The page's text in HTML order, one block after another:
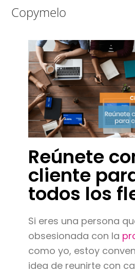
Saltar
navegación
principal
Saltar
contenido
principal
Saltar
principal
Copymelo
Reúnete
cliente
todos los
Si eres una persona
obsesionada con la
como yo, estoy
idea de reunirte con